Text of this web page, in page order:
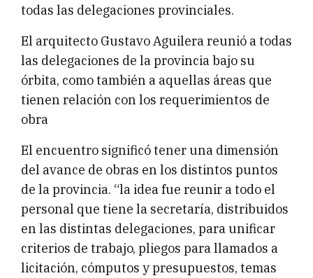
todas las delegaciones provinciales.
El arquitecto Gustavo Aguilera reunió a todas
las delegaciones de la provincia bajo su
órbita, como también a aquellas áreas que
tienen relación con los requerimientos de
obra
El encuentro significó tener una dimensión
del avance de obras en los distintos puntos
de la provincia. “la idea fue reunir a todo el
personal que tiene la secretaría, distribuidos
en las distintas delegaciones, para unificar
criterios de trabajo, pliegos para llamados a
licitación, cómputos y presupuestos, temas